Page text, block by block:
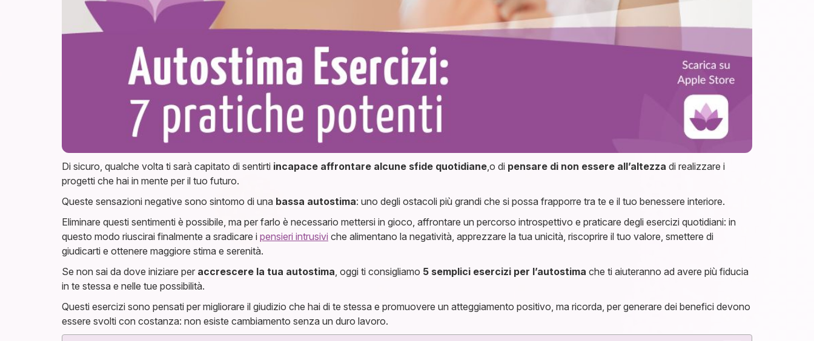
Di sicuro, qualche volta ti sarà capitato di sentirti incapace affrontare alcune sfide quotidiane,o di pensare di non essere all’altezza di realizzare i
progetti che hai in mente per il tuo futuro.
Queste sensazioni negative sono sintomo di una bassa autostima: uno degli ostacoli più grandi che si possa frapporre tra te e il tuo benessere interiore.
Eliminare questi sentimenti è possibile, ma per farlo è necessario mettersi in gioco, affrontare un percorso introspettivo e praticare degli esercizi quotidiani: in
questo modo riuscirai finalmente a sradicare i pensieri intrusivi che alimentano la negatività, apprezzare la tua unicità, riscoprire il tuo valore, smettere di
giudicarti e ottenere maggiore stima e serenità.
Se non sai da dove iniziare per accrescere la tua autostima, oggi ti consigliamo 5 semplici esercizi per l’autostima che ti aiuteranno ad avere più fiducia
in te stessa e nelle tue possibilità.
Questi esercizi sono pensati per migliorare il giudizio che hai di te stessa e promuovere un atteggiamento positivo, ma ricorda, per generare dei benefici devono
essere svolti con costanza: non esiste cambiamento senza un duro lavoro.